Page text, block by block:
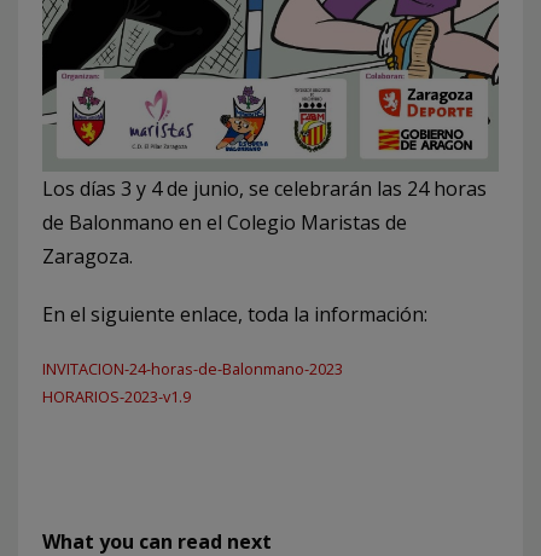
Los días 3 y 4 de junio, se celebrarán las 24 horas
de Balonmano en el Colegio Maristas de
Zaragoza.
En el siguiente enlace, toda la información:
INVITACION-24-horas-de-Balonmano-2023
HORARIOS-2023-v1.9
What you can read next